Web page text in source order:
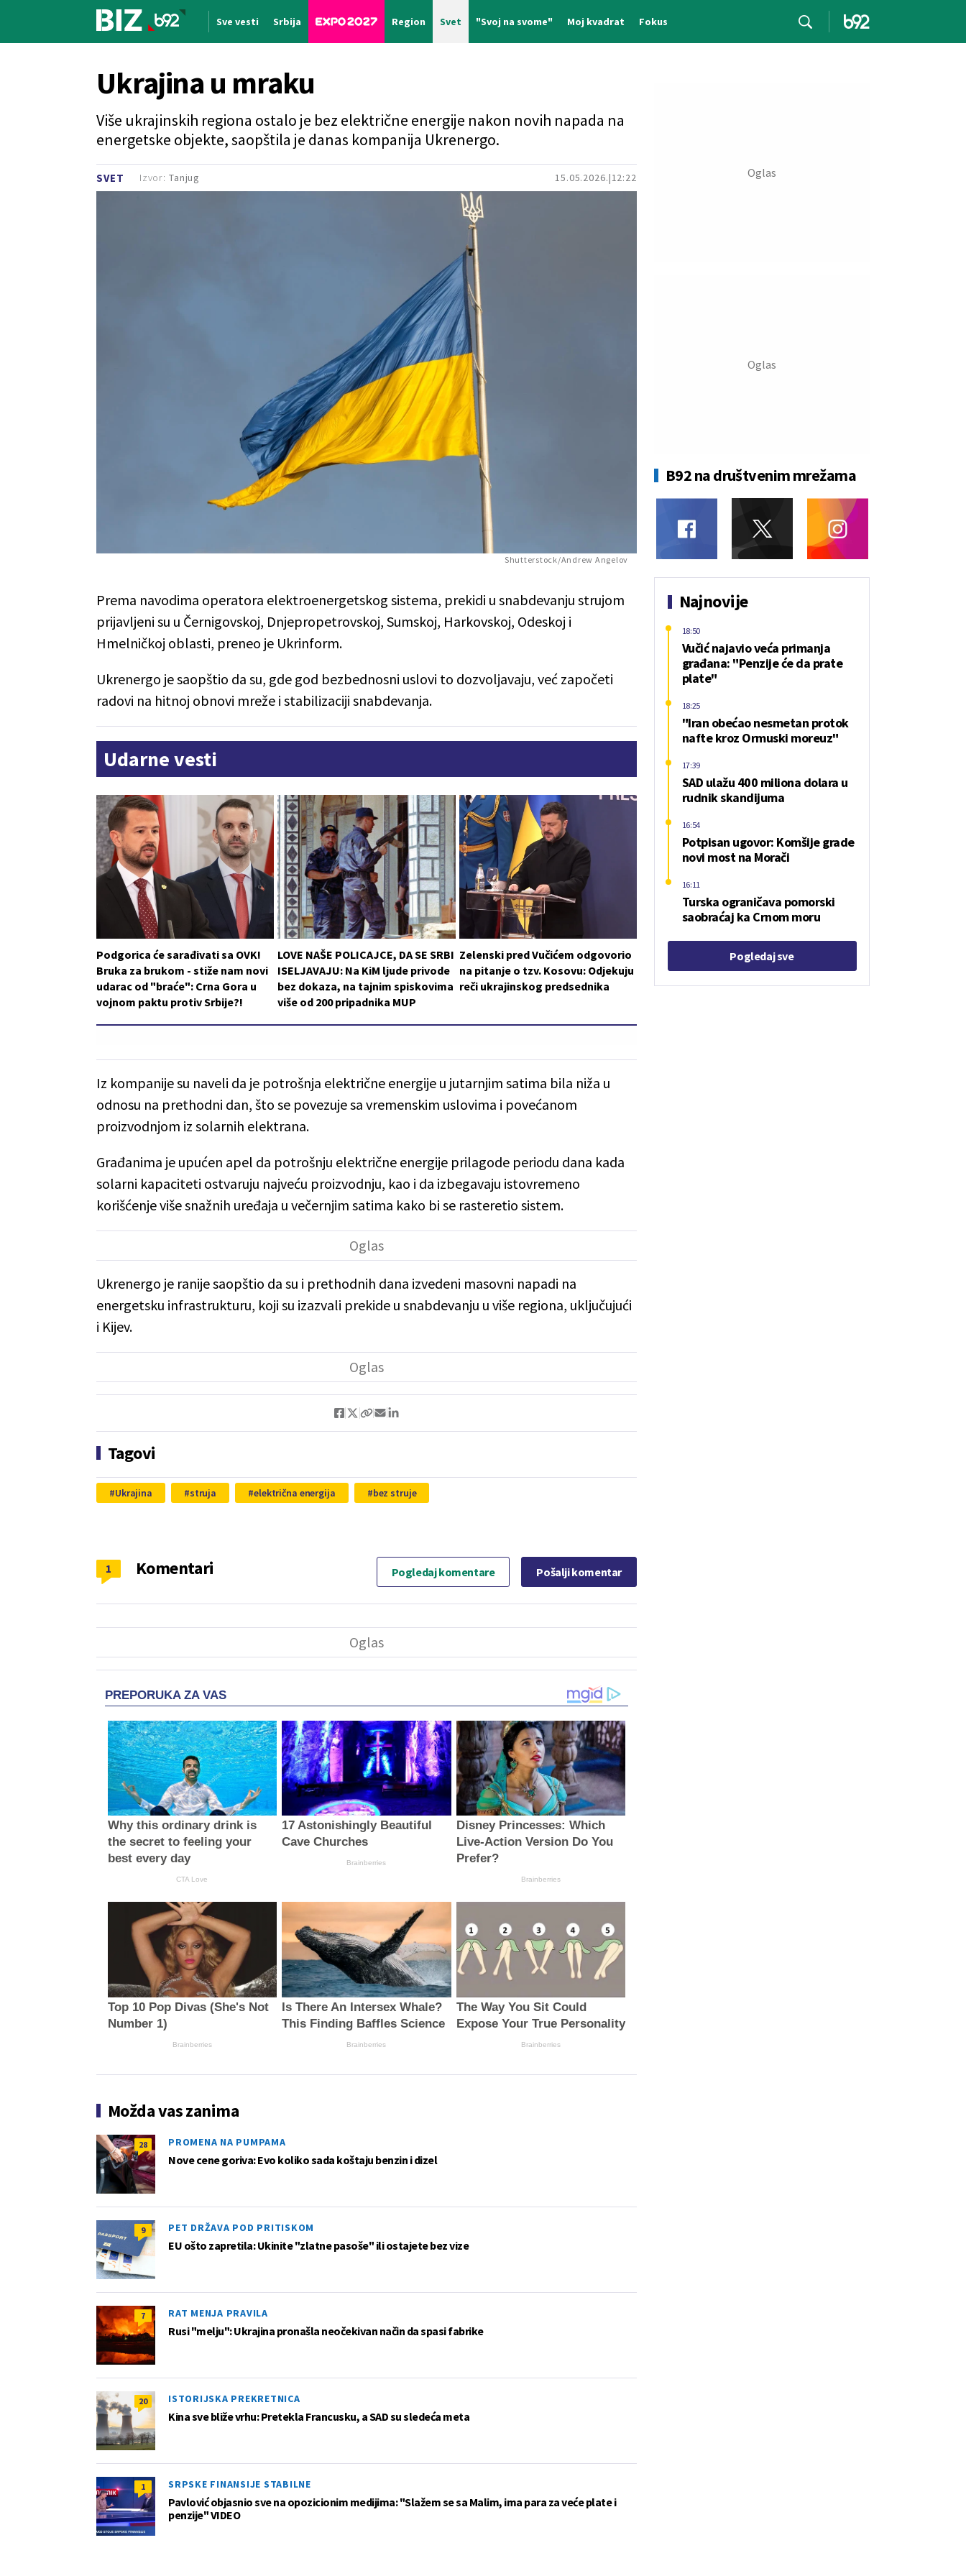
Sve vesti Srbija Region Svet "Svoj na svome" Moj kvadrat Fokus
SVET 15.05.2026. 12:22
Ukrajina u mraku
Više ukrajinskih regiona ostalo je bez električne energije nakon novih napada na
energetske objekte, saopštila je danas kompanija Ukrenergo.
Izvor: Tanjug
Shutterstock/Andrew Angelov
Prema navodima operatora elektroenergetskog sistema, prekidi u snabdevanju strujom
prijavljeni su u Černigovskoj, Dnjepropetrovskoj, Sumskoj, Harkovskoj, Odeskoj i
Hmelničkoj oblasti, preneo je Ukrinform.
Ukrenergo je saopštio da su, gde god bezbednosni uslovi to dozvoljavaju, već započeti
radovi na hitnoj obnovi mreže i stabilizaciji snabdevanja.
Udarne vesti
Podgorica će sarađivati sa OVK!
Bruka za brukom - stiže nam novi
udarac od "braće": Crna Gora u
vojnom paktu protiv Srbije?!
LOVE NAŠE POLICAJCE, DA SE SRBI
ISELJAVAJU: Na KiM ljude privode
bez dokaza, na tajnim spiskovima
više od 200 pripadnika MUP
Zelenski pred Vučićem odgovorio
na pitanje o tzv. Kosovu: Odjekuju
reči ukrajinskog predsednika
Iz kompanije su naveli da je potrošnja električne energije u jutarnjim satima bila niža u
odnosu na prethodni dan, što se povezuje sa vremenskim uslovima i povećanom
proizvodnjom iz solarnih elektrana.
Građanima je upućen apel da potrošnju električne energije prilagode periodu dana kada
solarni kapaciteti ostvaruju najveću proizvodnju, kao i da izbegavaju istovremeno
korišćenje više snažnih uređaja u večernjim satima kako bi se rasteretio sistem.
Ukrenergo je ranije saopštio da su i prethodnih dana izvedeni masovni napadi na
energetsku infrastrukturu, koji su izazvali prekide u snabdevanju u više regiona, uključujući
i Kijev.
Tagovi
Ukrajina struja električna energija bez struje
Komentari
1 Pogledaj komentare Pošalji komentar
PREPORUKA ZA VAS
Why this ordinary drink is
the secret to feeling your
best every day
CTA Love
17 Astonishingly Beautiful
Cave Churches
Brainberries
Disney Princesses: Which
Live-Action Version Do You
Prefer?
Brainberries
Top 10 Pop Divas (She's Not
Number 1)
Brainberries
Is There An Intersex Whale?
This Finding Baffles Science
Brainberries
The Way You Sit Could
Expose Your True Personality
Brainberries
Možda vas zanima
28 PROMENA NA PUMPAMA
Nove cene goriva: Evo koliko sada koštaju benzin i dizel
9 PET DRŽAVA POD PRITISKOM
EU ošto zapretila: Ukinite "zlatne pasoše" ili ostajete bez vize
7 RAT MENJA PRAVILA
Rusi "melju": Ukrajina pronašla neočekivan način da spasi fabrike
20 ISTORIJSKA PREKRETNICA
Kina sve bliže vrhu: Pretekla Francusku, a SAD su sledeća meta
1 SRPSKE FINANSIJE STABILNE
Pavlović objasnio sve na opozicionim medijima: "Slažem se sa Malim, ima para za veće plate i
penzije" VIDEO
B92 na društvenim mrežama
Najnovije
Vučić najavio veća primanja
građana: "Penzije će da prate
plate"
18:50
"Iran obećao nesmetan protok
nafte kroz Ormuski moreuz"
18:25
SAD ulažu 400 miliona dolara u
rudnik skandijuma
17:39
Potpisan ugovor: Komšije grade
novi most na Morači
16:54
Turska ograničava pomorski
saobraćaj ka Crnom moru
16:11
Pogledaj sve